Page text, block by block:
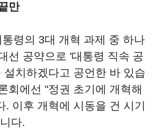
만
령의 3대 개혁 과제 중 하나
선 공약으로 '대통령 직속 공
설치하겠다고 공언한 바 있습
회에선 "정권 초기에 개혁해
이후 개혁에 시동을 건 시기
다.